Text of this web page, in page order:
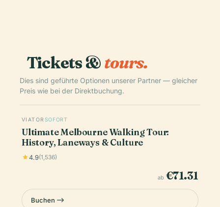
Tickets &tours.
Dies sind geführte Optionen unserer Partner — gleicher
Preis wie bei der Direktbuchung.
VIATOR SOFORT
Ultimate Melbourne Walking Tour:
History, Laneways & Culture
4.9(1,536)
ab €71.31
Buchen